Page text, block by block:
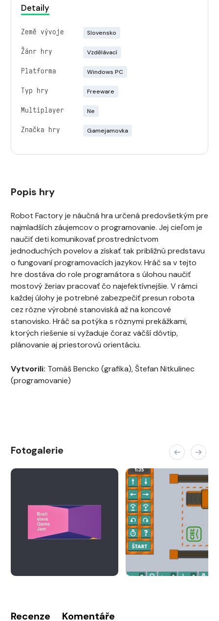
Detaily
Země vývoje Slovensko
Žánr hry Vzdělávací
Platforma Windows PC
Typ hry Freeware
Multiplayer Ne
Značka hry Gamejamovka
Popis hry
Robot Factory je náučná hra určená predovšetkým pre
najmladších záujemcov o programovanie. Jej cieľom je
naučiť deti komunikovať prostredníctvom
jednoduchých povelov a získať tak približnú predstavu
o fungovaní programovacích jazykov. Hráč sa v tejto
hre dostáva do role programátora s úlohou naučiť
mostový žeriav pracovať čo najefektívnejšie. V rámci
každej úlohy je potrebné zabezpečiť presun robota
cez rôzne výrobné stanoviská až na koncové
stanovisko. Hráč sa potýka s rôznymi prekážkami,
ktorých riešenie si vyžaduje čoraz väčší dôvtip,
plánovanie aj priestorovú orientáciu.
Vytvorili: Tomáš Bencko (grafika), Štefan Nitkulinec
(programovanie)
Fotogalerie
Recenze Komentáře